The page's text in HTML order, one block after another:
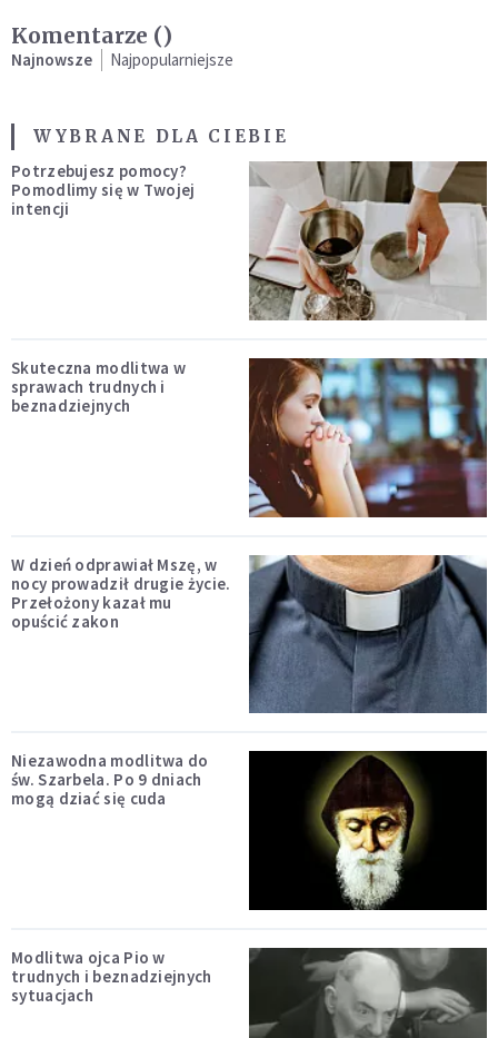
Komentarze ()
Najnowsze Najpopularniejsze
WYBRANE DLA CIEBIE
Potrzebujesz pomocy?
Pomodlimy się w Twojej
intencji
Skuteczna modlitwa w
sprawach trudnych i
beznadziejnych
W dzień odprawiał Mszę, w
nocy prowadził drugie życie.
Przełożony kazał mu
opuścić zakon
Niezawodna modlitwa do
św. Szarbela. Po 9 dniach
mogą dziać się cuda
Modlitwa ojca Pio w
trudnych i beznadziejnych
sytuacjach